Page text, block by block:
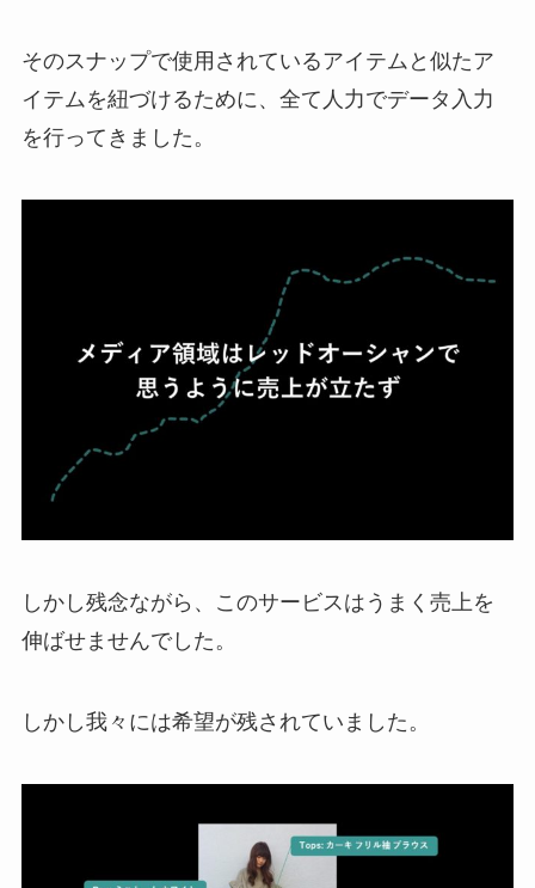
そのスナップで使用されているアイテムと似たア
イテムを紐づけるために、全て人力でデータ入力
を行ってきました。
しかし残念ながら、このサービスはうまく売上を
伸ばせませんでした。
しかし我々には希望が残されていました。